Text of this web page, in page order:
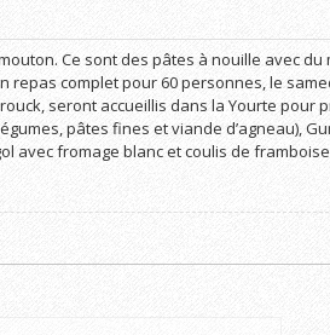
Ce sont des pâtes à nouille avec
repas complet pour 60 personnes, le
seront accueillis dans la Yourte
pâtes fines et viande d’agneau),
avec fromage blanc et coulis de